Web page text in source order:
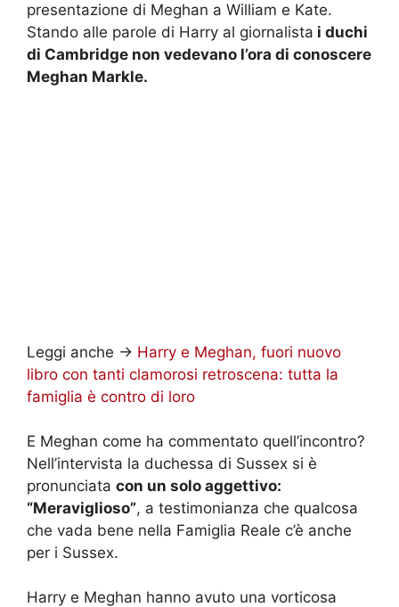
presentazione di Meghan a William e Kate.
Stando alle parole di Harry al giornalista i duchi
di Cambridge non vedevano l’ora di conoscere
Meghan Markle.
Leggi anche -> Harry e Meghan, fuori nuovo
libro con tanti clamorosi retroscena: tutta la
famiglia è contro di loro
E Meghan come ha commentato quell’incontro?
Nell’intervista la duchessa di Sussex si è
pronunciata con un solo aggettivo:
“Meraviglioso”, a testimonianza che qualcosa
che vada bene nella Famiglia Reale c’è anche
per i Sussex.
Harry e Meghan hanno avuto una vorticosa